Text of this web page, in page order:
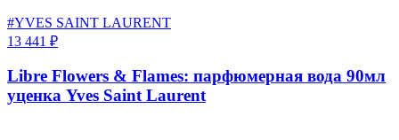
#YVES SAINT LAURENT
13 441 ₽
Libre Flowers & Flames: парфюмерная вода 90мл
уценка Yves Saint Laurent